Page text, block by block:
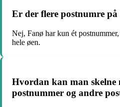
Er der flere postnumre
Nej, Fanø har kun ét
hele øen.
Hvordan kan man skelne
postnummer og andre